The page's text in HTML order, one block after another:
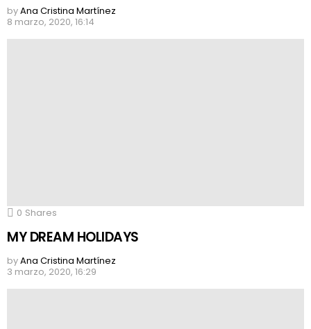
byAna Cristina Martínez
8 marzo, 2020, 16:14
0 Shares
MY DREAM HOLIDAYS
byAna Cristina Martínez
3 marzo, 2020, 16:29